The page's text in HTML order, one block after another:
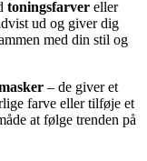
toningsfarver eller
ud og giver dig
med din stil og
– de giver et
farve eller tilføje et
at følge trenden på